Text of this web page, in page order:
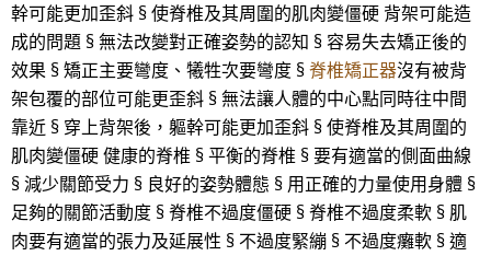
幹可能更加歪斜 § 使脊椎及其周圍的肌肉變僵硬 背架可能造
成的問題 § 無法改變對正確姿勢的認知 § 容易失去矯正後的
效果 § 矯正主要彎度、犧牲次要彎度 §脊椎矯正器沒有被背
架包覆的部位可能更歪斜 § 無法讓人體的中心點同時往中間
靠近 § 穿上背架後，軀幹可能更加歪斜 § 使脊椎及其周圍的
肌肉變僵硬 健康的脊椎 § 平衡的脊椎 § 要有適當的側面曲線
§ 減少關節受力 § 良好的姿勢體態 § 用正確的力量使用身體 §
足夠的關節活動度 § 脊椎不過度僵硬 § 脊椎不過度柔軟 § 肌
肉要有適當的張力及延展性 § 不過度緊繃 § 不過度癱軟 § 適